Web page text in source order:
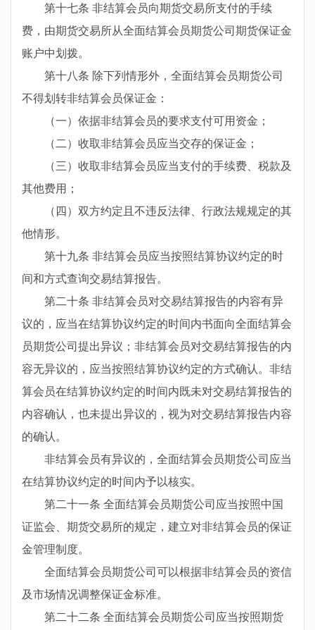
第十七条 非结算会员向期货交易所支付的手续
费，由期货交易所从全面结算会员期货公司期货保证金
账户中划拨。
第十八条 除下列情形外，全面结算会员期货公司
不得划转非结算会员保证金：
（一）依据非结算会员的要求支付可用资金；
（二）收取非结算会员应当交存的保证金；
（三）收取非结算会员应当支付的手续费、税款及
其他费用；
（四）双方约定且不违反法律、行政法规规定的其
他情形。
第十九条 非结算会员应当按照结算协议约定的时
间和方式查询交易结算报告。
第二十条 非结算会员对交易结算报告的内容有异
议的，应当在结算协议约定的时间内书面向全面结算会
员期货公司提出异议；非结算会员对交易结算报告的内
容无异议的，应当按照结算协议约定的方式确认。非结
算会员在结算协议约定的时间内既未对交易结算报告的
内容确认，也未提出异议的，视为对交易结算报告内容
的确认。
非结算会员有异议的，全面结算会员期货公司应当
在结算协议约定的时间内予以核实。
第二十一条 全面结算会员期货公司应当按照中国
证监会、期货交易所的规定，建立对非结算会员的保证
金管理制度。
全面结算会员期货公司可以根据非结算会员的资信
及市场情况调整保证金标准。
第二十二条 全面结算会员期货公司应当按照期货